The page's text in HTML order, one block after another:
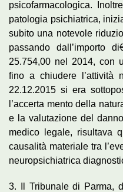
psicofarmacologica.
patologia psichiatrica,
subito una notevole
passando dall’importo
25.754,00 nel 2014, con
fino a chiudere l’attività
22.12.2015 si era
l’accerta mento della
e la valutazione del
medico legale, risultava
causalità materiale tra
neuropsichiatrica
3. Il Tribunale di Parma,